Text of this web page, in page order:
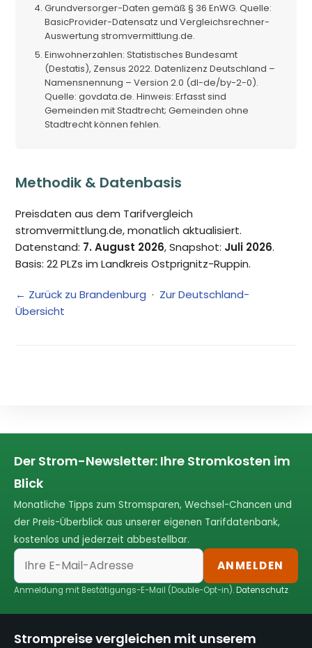
Grundversorger-Daten gemäß § 36 EnWG. Quelle:
BasicProvider-Datensatz und Vergleichsrechner-
Auswertung stromvermittlung.de.
Einwohnerzahlen: Statistisches Bundesamt
(Destatis), Zensus 2022. Datenlizenz Deutschland –
Namensnennung – Version 2.0 (dl-de/by-2-0).
Quelle: govdata.de. Hinweis: Erfasst sind
Gemeinden mit Stadtrecht; Gemeinden ohne
Stadtrecht können fehlen.
Methodik & Datenbasis
Preisdaten aus dem Tarifvergleich
stromvermittlung.de, monatlich aktualisiert.
Datenstand: 7. August 2026, Snapshot: Juli 2026.
Basis: 22 PLZs im Landkreis Ostprignitz-Ruppin.
← Zurück zu Brandenburg · Zur Deutschland-
Übersicht
Der Strom-Newsletter: Ihre Stromkosten im
Blick
Monatliche Tipps zum Stromsparen, Wechsel-Chancen und
der Preis-Überblick aus unserer eigenen Tarifdatenbank,
kostenlos und jederzeit abbestellbar.
ANMELDEN
Anmeldung mit Bestätigungs-E-Mail (Double-Opt-in).Datenschutz
Strompreise vergleichen mit unserem